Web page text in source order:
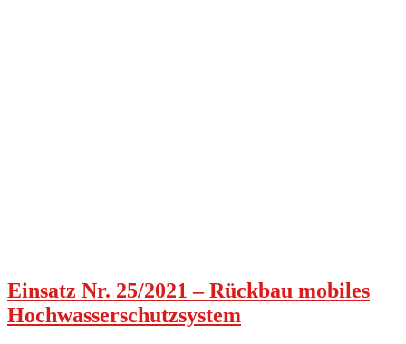
Einsatz Nr. 25/2021 – Rückbau mobiles
Hochwasserschutzsystem